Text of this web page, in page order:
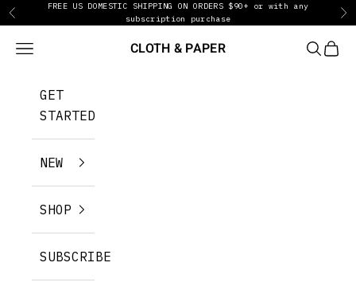
跳转到内容
上一个
FREE US DOMESTIC SHIPPING ON ORDERS $90+ or with any
subscription purchase
下
CLOTH & PAPER
菜单 搜索购物
GET
STARTED
NEW
SHOP
SUBSCRIBE